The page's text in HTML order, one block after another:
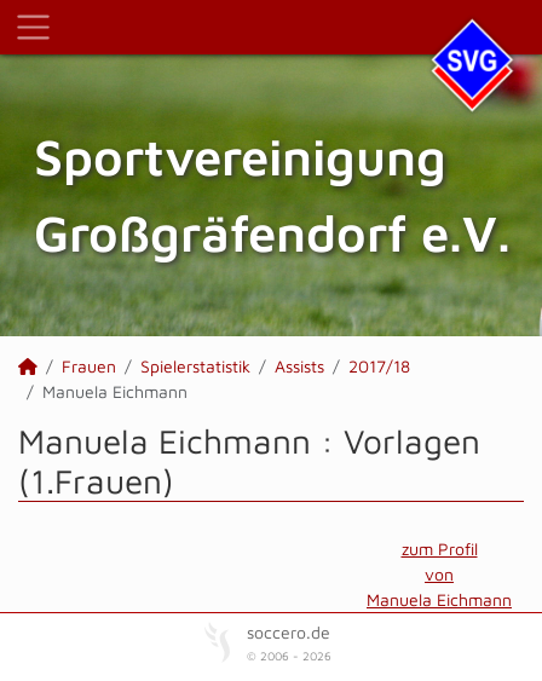
Sportvereinigung
Großgräfendorf e.V.
Frauen Spielerstatistik Assists
2017/18
Manuela Eichmann
Manuela Eichmann : Vorlagen
(1.Frauen)
zum Profil
von
Manuela Eichmann
soccero.de
© 2006 - 2026